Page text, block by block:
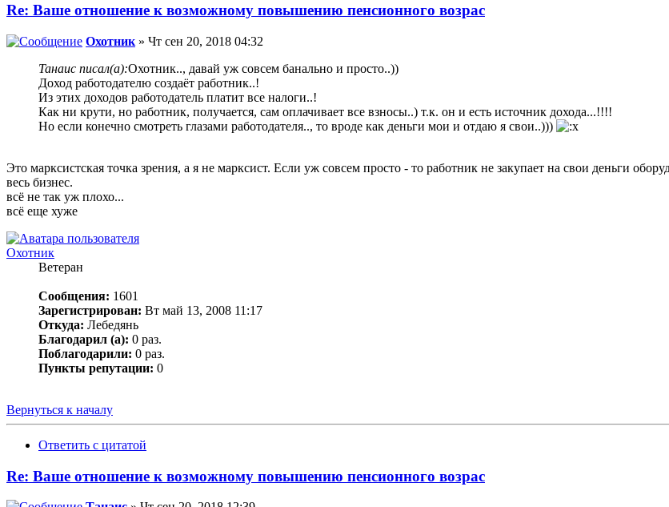
Re: Ваше отношение к возможному повышению пенсионного возрас
Охотник » Чт сен 20, 2018 04:32
Танаис писал(а):Охотник.., давай уж совсем банально и просто..))
Доход работодателю создаёт работник..!
Из этих доходов работодатель платит все налоги..!
Как ни крути, но работник, получается, сам оплачивает все взносы..) т.к. он и есть источник дохода...!!!!
Но если конечно смотреть глазами работодателя.., то вроде как деньги мои и отдаю я свои..)))
Это марксистская точка зрения, а я не марксист. Если уж совсем просто - то работник не закупает на свои деньги
весь бизнес.
всё не так уж плохо...
всё еще хуже
Охотник
Ветеран
Сообщения: 1601
Зарегистрирован: Вт май 13, 2008 11:17
Откуда: Лебедянь
Благодарил (а): 0 раз.
Поблагодарили: 0 раз.
Пункты репутации: 0
Вернуться к началу
Ответить с цитатой
Re: Ваше отношение к возможному повышению пенсионного возрас